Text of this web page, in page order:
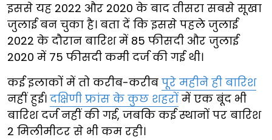
इससे यह 2022 और 2020 के बाद तीसरा सबसे सूखा
जुलाई बन चुका है। बता दें कि इससे पहले जुलाई
2022 के दौरान बारिश में 85 फीसदी और जुलाई
2020 में 75 फीसदी कमी दर्ज की गई थी।
कई इलाकों में तो करीब-करीब पूरे महीने ही बारिश
नहीं हुई। दक्षिणी फ्रांस के कुछ शहरों में एक बूंद भी
बारिश दर्ज नहीं की गई, जबकि कई स्थानों पर बारिश
2 मिलीमीटर से भी कम रही।